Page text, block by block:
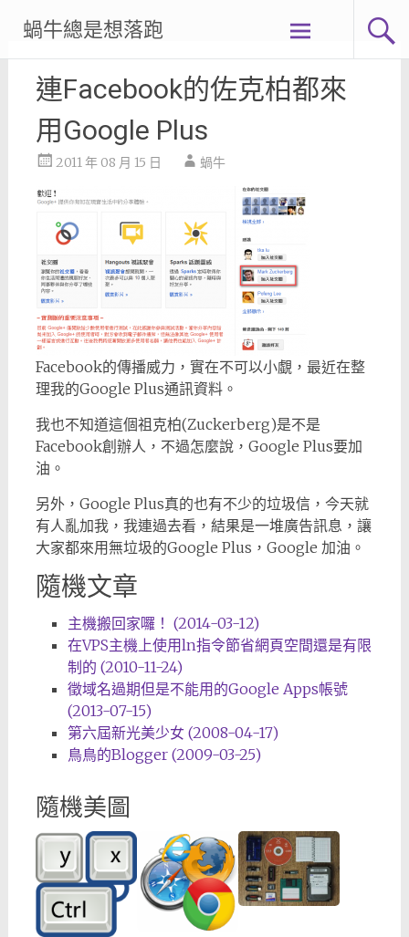
content
蝸牛總是想落跑
連Facebook的佐克柏都來
用Google Plus
2011 年 08 月 15 日 蝸牛
Facebook的傳播威力，實在不可以小覷，最近在整
理我的Google Plus通訊資料。
我也不知道這個祖克柏(Zuckerberg)是不是
Facebook創辦人，不過怎麼說，Google Plus要加
油。
另外，Google Plus真的也有不少的垃圾信，今天就
有人亂加我，我連過去看，結果是一堆廣告訊息，讓
大家都來用無垃圾的Google Plus，Google 加油。
隨機文章
主機搬回家囉！ (2014-03-12)
在VPS主機上使用ln指令節省網頁空間還是有限
制的 (2010-11-24)
徵域名過期但是不能用的Google Apps帳號
(2013-07-15)
第六屆新光美少女 (2008-04-17)
鳥鳥的Blogger (2009-03-25)
隨機美圖